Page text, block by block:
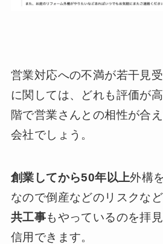
営業対応への不満が若干見
に関しては、どれも評価が
階で営業さんとの相性が合
会社でしょう。
創業してから50年以上外構
なので倒産などのリスクな
共工事もやっているのを拝
信用できます。